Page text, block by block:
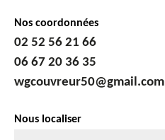
Nos coordonnées
02 52 56 21 66
06 67 20 36 35
wgcouvreur50@gmail.com
Nous localiser